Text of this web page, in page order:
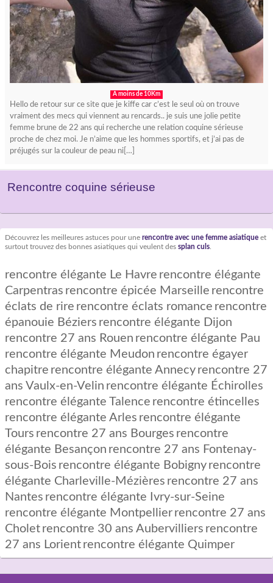
A moins de 10Km
Hello de retour sur ce site que je kiffe car c’est le seul où on trouve
vraiment des mecs qui viennent au rencards.. je suis une jolie petite
femme brune de 22 ans qui recherche une relation coquine sérieuse
proche de chez moi. Je n’aime que les hommes sportifs, et j’ai pas de
préjugés sur la couleur de peau ni[…]
Rencontre coquine sérieuse
Découvrez les meilleures astuces pour une rencontre avec une femme asiatique et
surtout trouvez des bonnes asiatiques qui veulent des splan culs.
rencontre élégante Le Havre rencontre élégante
Carpentras rencontre épicée Marseille rencontre
éclats de rire rencontre éclats romance rencontre
épanouie Béziers rencontre élégante Dijon
rencontre 27 ans Rouen rencontre élégante Pau
rencontre élégante Meudon rencontre égayer
chapitre rencontre élégante Annecy rencontre 27
ans Vaulx-en-Velin rencontre élégante Échirolles
rencontre élégante Talence rencontre étincelles
rencontre élégante Arles rencontre élégante
Tours rencontre 27 ans Bourges rencontre
élégante Besançon rencontre 27 ans Fontenay-
sous-Bois rencontre élégante Bobigny rencontre
élégante Charleville-Mézières rencontre 27 ans
Nantes rencontre élégante Ivry-sur-Seine
rencontre élégante Montpellier rencontre 27 ans
Cholet rencontre 30 ans Aubervilliers rencontre
27 ans Lorient rencontre élégante Quimper